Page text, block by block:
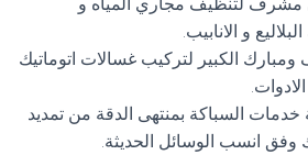
و الانابيب.
الكبير لتركيب غسالات اتوماتيك
خدمات السباكة بمنتهى الدقة من تمديد
وفق انسب الوسائل الحديثة.